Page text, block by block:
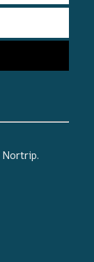
Nortrip.